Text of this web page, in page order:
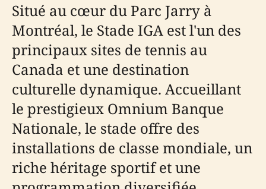
Situé au cœur du Parc Jarry à
Montréal, le Stade IGA est l'un des
principaux sites de tennis au
Canada et une destination
culturelle dynamique. Accueillant
le prestigieux Omnium Banque
Nationale, le stade offre des
installations de classe mondiale, un
riche héritage sportif et une